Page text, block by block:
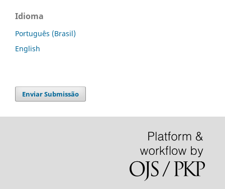
Idioma
Português (Brasil)
English
Enviar Submissão